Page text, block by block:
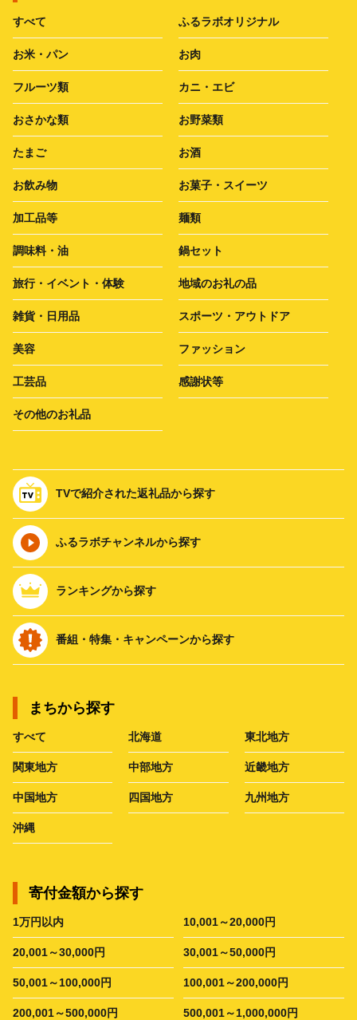
すべて ふるラボオリジナル
お米・パン お肉
フルーツ類 カニ・エビ
おさかな類 お野菜類
たまご お酒
お飲み物 お菓子・スイーツ
加工品等 麺類
調味料・油 鍋セット
旅行・イベント・体験 地域のお礼の品
雑貨・日用品 スポーツ・アウトドア
美容 ファッション
工芸品 感謝状等
その他のお礼品
TVで紹介された返礼品から探す
ふるラボチャンネルから探す
ランキングから探す
番組・特集・キャンペーンから探す
まちから探す
すべて 北海道 東北地方
関東地方 中部地方 近畿地方
中国地方 四国地方 九州地方
沖縄
寄付金額から探す
1万円以内 10,001～20,000円
20,001～30,000円 30,001～50,000円
50,001～100,000円 100,001～200,000円
200,001～500,000円 500,001～1,000,000円